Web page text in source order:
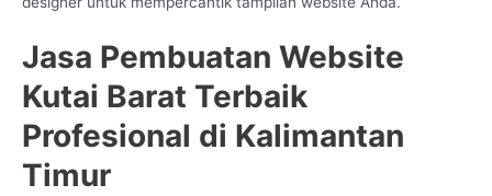
Jasa Pembuatan Website
Kutai Barat Terbaik
Profesional di Kalimantan
Timur